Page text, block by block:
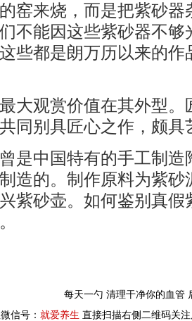
窑来烧，而是把紫砂器
不能因这些紫砂器不够
些都是朗万历以来的作
观赏价值在其外型。
同别具匠心之作，颇具
中国特有的手工制造
造的。制作原料为紫砂
紫砂壶。如何鉴别真假
每天一勺 清理干净你的血管
信号： 就爱养生 直接扫描右侧二维码关